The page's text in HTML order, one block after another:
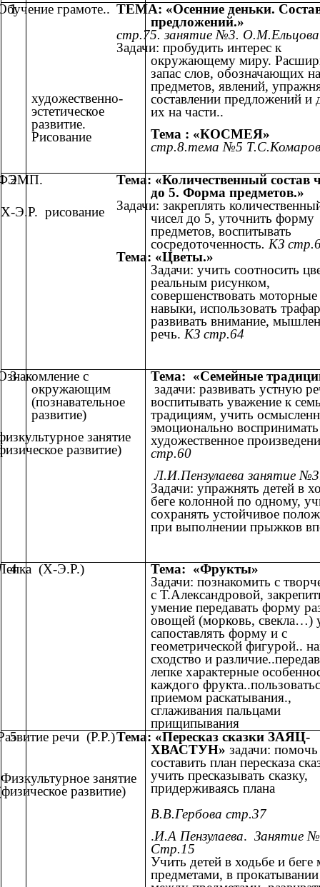
1
грамоте..
художественно-
эстетическое
развитие.
Рисование
ТЕМА: «Осенние деньки.
предложений.»
стр.75. занятие №3. О.М.Ельцова
Задачи: пробудить интерес к
окружающему миру.
запас слов, обозначающих
предметов, явлений,
составлении предложений и
их на части..
Тема : «КОСМЕЯ»
стр.8.тема №5
2
Э.Р. рисование
Тема: «Количественный состав
до 5. Форма предметов.»
Задачи: закреплять
чисел до 5, уточнить форму
предметов, воспитывать
сосредоточенность. КЗ
Тема: «Цветы.»
Задачи: учить соотносить
реальным рисунком,
совершенствовать моторные
навыки, использовать
развивать внимание,
речь. КЗ стр.64
3
с
окружающим
(познавательное
развитие)
занятие
развитие)
Тема: «Семейные
задачи: развивать устную
воспитывать уважение к
традициям, учить
эмоционально воспринимать
художественное
стр.60
Л.И.Пензулаева занятие
Задачи: упражнять детей в
беге колонной по одному,
сохранять устойчивое
при выполнении прыжков
4 (Х-Э.Р.)
Тема: «Фрукты»
Задачи: познакомить с
с Т.Александровой,
умение передавать форму
овощей (морковь, свекла…)
сапоставлять форму и с
геометрической фигурой..
сходство и
лепке характерные
каждого
приемом раскатывания.,
сглаживания пальцами
прищипывания
5
речи (Р.Р.)
занятие
развитие)
Тема: «Пересказ сказки ЗАЯЦ-
ХВАСТУН» задачи:
составить план пересказа
учить пресказывать сказку,
придерживаясь плана
В.В.Гербова стр.37
.И.А Пензулаева. Занятие
Стр.15
Учить детей в ходьбе и
предметами, в